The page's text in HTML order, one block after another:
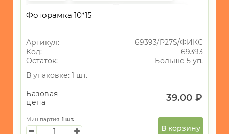
Фиксированная цена
Фоторамка 10*15
Артикул:
69393/P27S/ФИКС
Код:
69393
Остаток:
Больше 5 уп.
В упаковке: 1 шт.
Базовая
цена
39.00 ₽
Мин партия: 1 шт.
В корзину